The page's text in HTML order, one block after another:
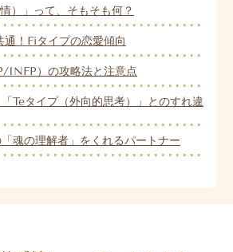
）」って、そもそも何？
！Fiタイプの恋愛傾向
INFP）の攻略法と注意点
Teタイプ（外向的思考）」とのすれ違
魂の理解者」をくれるパートナー